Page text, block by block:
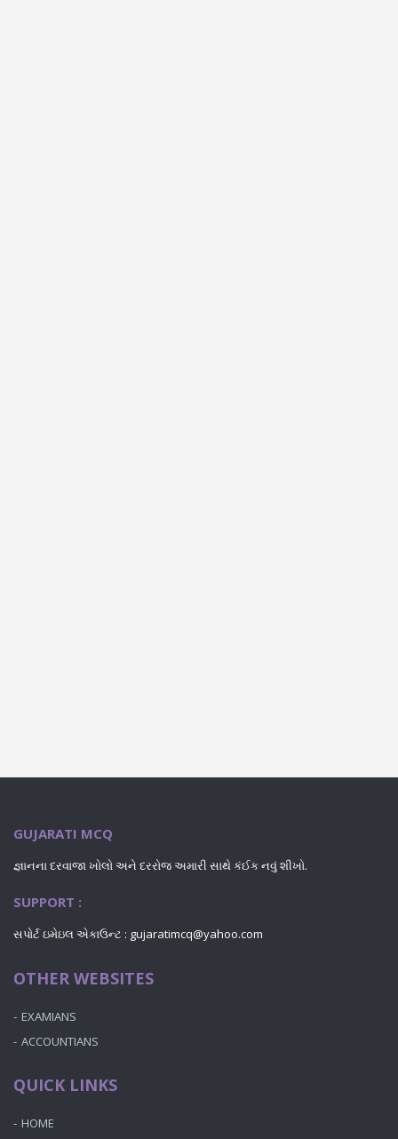
GUJARATI MCQ
જ્ઞાનના દરવાજા ખોલો અને દરરોજ અમારી સાથે કંઈક નવું શીખો.
SUPPORT :
સપોર્ટ ઇમેઇલ એકાઉન્ટ : gujaratimcq@yahoo.com
OTHER WEBSITES
EXAMIANS
ACCOUNTIANS
QUICK LINKS
HOME